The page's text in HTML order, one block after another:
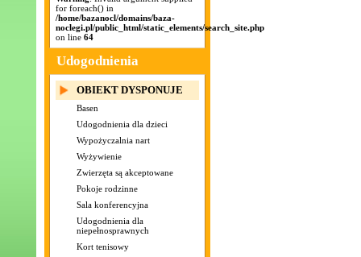
for foreach() in
/home/bazanocl/domains/baza-
noclegi.pl/public_html/static_elements/search_site.php
on line 64
Udogodnienia
OBIEKT DYSPONUJE
Basen
Udogodnienia dla dzieci
Wypożyczalnia nart
Wyżywienie
Zwierzęta są akceptowane
Pokoje rodzinne
Sala konferencyjna
Udogodnienia dla
niepełnosprawnych
Kort tenisowy